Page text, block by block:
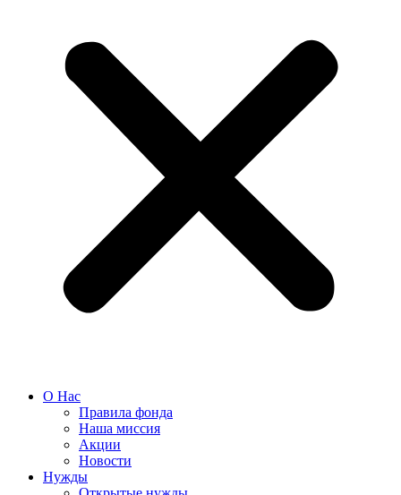
О Нас
Правила фонда
Наша миссия
Акции
Новости
Нужды